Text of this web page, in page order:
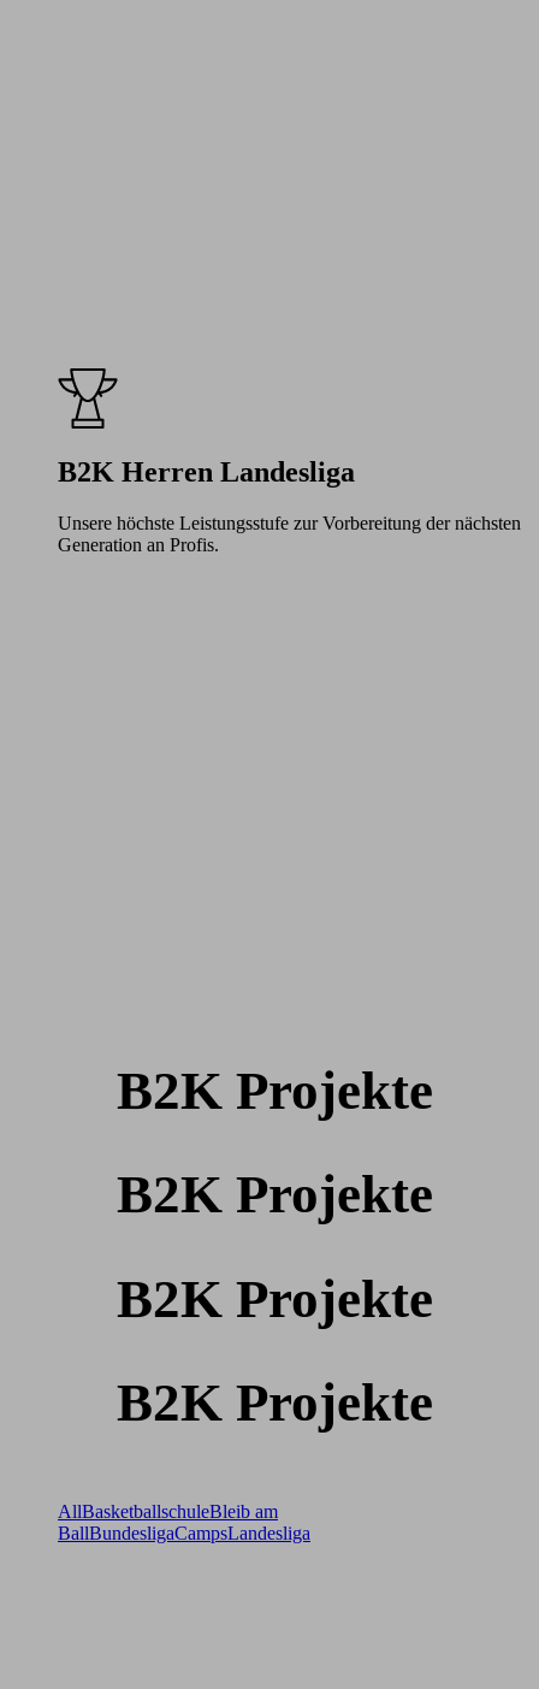
B2K Herren Landesliga
Unsere höchste Leistungsstufe zur Vorbereitung der nächsten
Generation an Profis.
B2K Projekte
B2K Projekte
B2K Projekte
B2K Projekte
AllBasketballschuleBleib am
BallBundesligaCampsLandesliga